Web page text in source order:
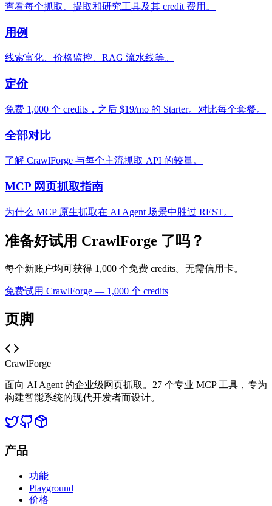
查看每个抓取、提取和研究工具及其 credit 费用。
用例
线索富化、价格监控、RAG 流水线等。
定价
免费 1,000 个 credits，之后 $19/mo 的 Starter。对比每个套餐。
全部对比
了解 CrawlForge 与每个主流抓取 API 的较量。
MCP 网页抓取指南
为什么 MCP 原生抓取在 AI Agent 场景中胜过 REST。
准备好试用 CrawlForge 了吗？
每个新账户均可获得 1,000 个免费 credits。无需信用卡。
免费试用 CrawlForge — 1,000 个 credits
页脚
CrawlForge
面向 AI Agent 的企业级网页抓取。27 个专业 MCP 工具，专为
构建智能系统的现代开发者而设计。
产品
功能
Playground
价格